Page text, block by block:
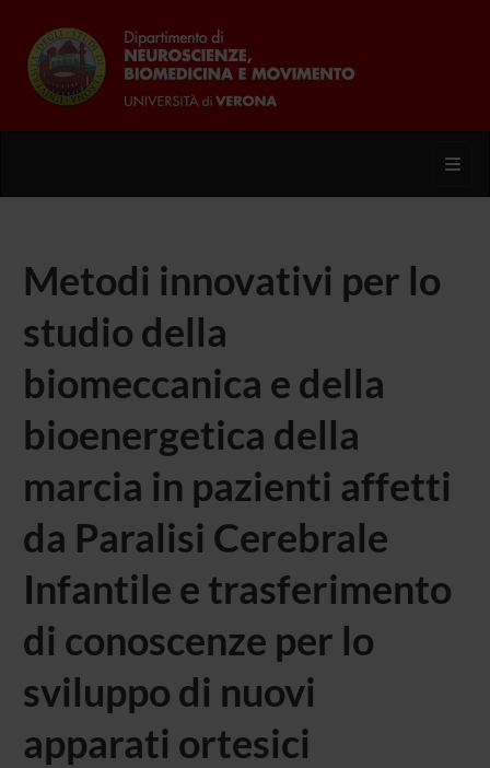
Metodi innovativi per lo
studio della
biomeccanica e della
bioenergetica della
marcia in pazienti affetti
da Paralisi Cerebrale
Infantile e trasferimento
di conoscenze per lo
sviluppo di nuovi
apparati ortesici